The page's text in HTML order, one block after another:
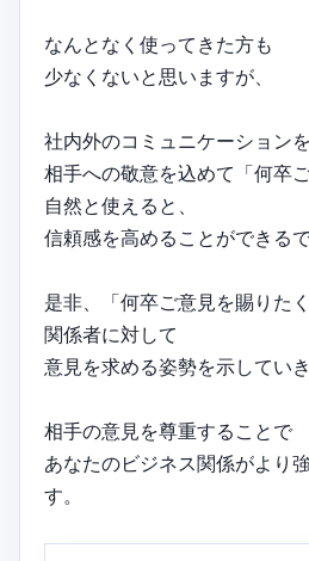
なんとなく使ってきた方も
少なくないと思いますが、
社内外のコミュニケーション
相手への敬意を込めて「何卒
自然と使えると、
信頼感を高めることができるで
是非、「何卒ご意見を賜りた
関係者に対して
意見を求める姿勢を示していき
相手の意見を尊重することで
あなたのビジネス関係がより
す。